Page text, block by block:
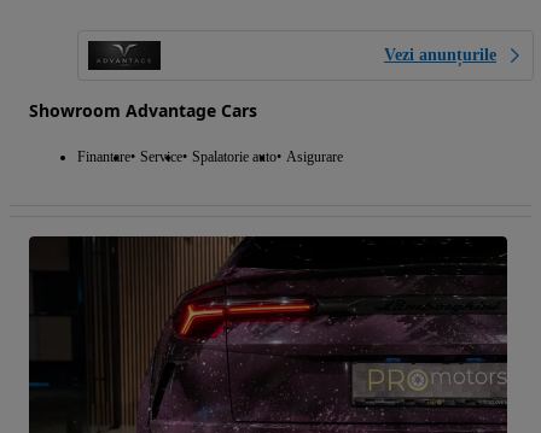
Vezi anunțurile
Showroom Advantage Cars
Finantare Service Spalatorie auto Asigurare